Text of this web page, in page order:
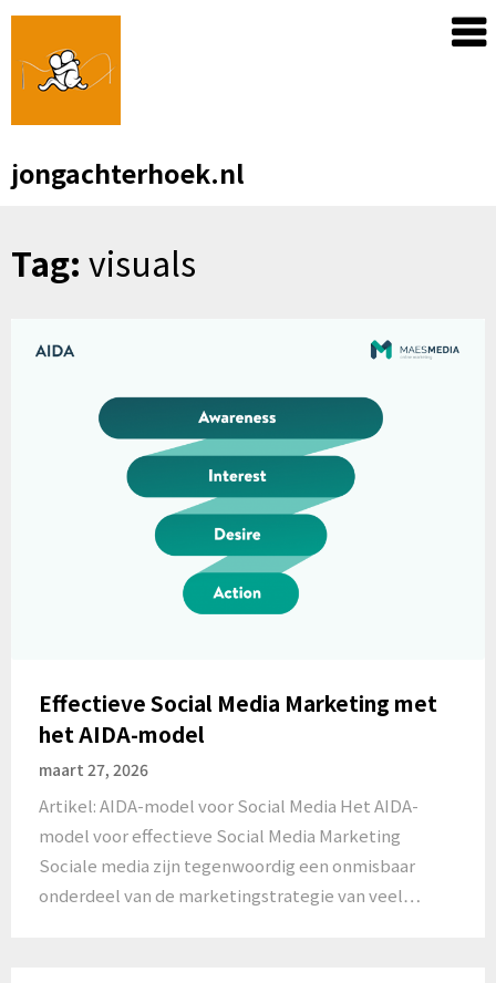
Skip
content
jongachterhoek.nl
Tag: visuals
Effectieve Social Media Marketing met
het AIDA-model
maart 27, 2026
Artikel: AIDA-model voor Social Media Het AIDA-
model voor effectieve Social Media Marketing
Sociale media zijn tegenwoordig een onmisbaar
onderdeel van de marketingstrategie van veel…